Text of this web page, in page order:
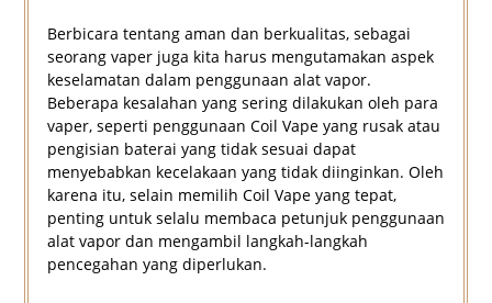
Berbicara tentang aman dan berkualitas, sebagai
seorang vaper juga kita harus mengutamakan aspek
keselamatan dalam penggunaan alat vapor.
Beberapa kesalahan yang sering dilakukan oleh para
vaper, seperti penggunaan Coil Vape yang rusak atau
pengisian baterai yang tidak sesuai dapat
menyebabkan kecelakaan yang tidak diinginkan. Oleh
karena itu, selain memilih Coil Vape yang tepat,
penting untuk selalu membaca petunjuk penggunaan
alat vapor dan mengambil langkah-langkah
pencegahan yang diperlukan.